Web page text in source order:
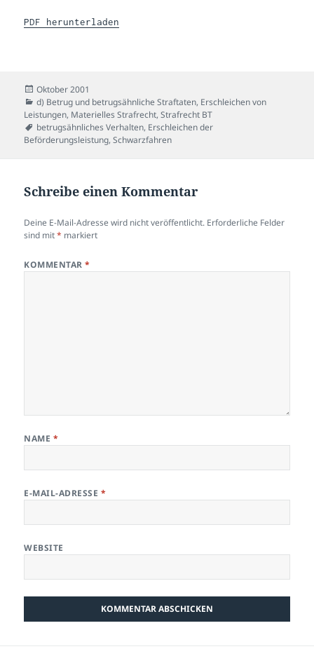
PDF herunterladen
Veröffentlicht
am
Oktober 2001
Kategorien
d) Betrug und betrugsähnliche Straftaten, Erschleichen von
Leistungen, Materielles Strafrecht,Strafrecht BT
Schlagwörter
betrugsähnliches Verhalten, Erschleichen der
Beförderungsleistung,Schwarzfahren
Schreibe einen Kommentar
Deine E-Mail-Adresse wird nicht veröffentlicht. Erforderliche Felder
sind mit* markiert
KOMMENTAR*
NAME *
E-MAIL-ADRESSE *
WEBSITE